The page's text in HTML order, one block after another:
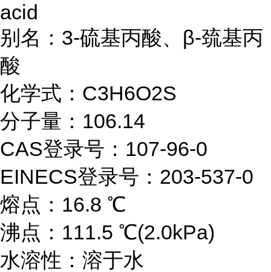
acid
别名：3-硫基丙酸、β-巯基丙
酸
化学式：C3H6O2S
分子量：106.14
CAS登录号：107-96-0
EINECS登录号：203-537-0
熔点：16.8 ℃
沸点：111.5 ℃(2.0kPa)
水溶性：溶于水